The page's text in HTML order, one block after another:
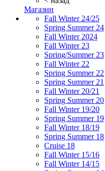
Магазин
Fall Winter 24/25
Spring Summer 24
Fall Winter 2024
Fall Winter 23
Spring/Summer 23
Fall Winter 22
Spring Summer 22
Spring Summer 21
Fall Winter 20/21
Spring Summer 20
Fall Winter 19/20
Spring Summer 19
Fall Winter 18/19
Spring Summer 18
Cruise 18
Fall Winter 15/16
Fall Winter 14/15